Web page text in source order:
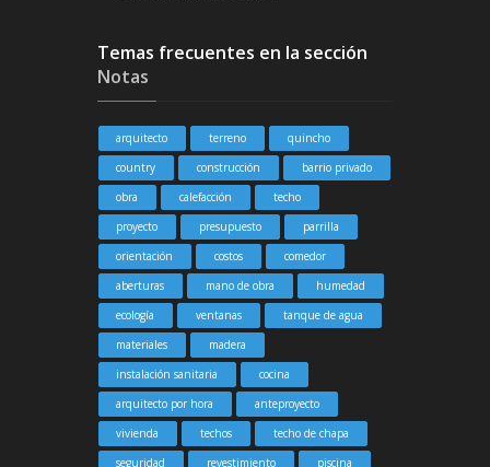
Temas frecuentes en la sección
Notas
arquitecto terreno
quincho
country
construcción
barrio privado
obra
calefacción
techo
proyecto
presupuesto
parrilla
orientación
costos
comedor
aberturas
mano de obra
humedad
ecología
ventanas
tanque de agua
materiales
madera
instalación sanitaria
cocina
arquitecto por hora
anteproyecto
vivienda
techos
techo de chapa
seguridad
revestimiento piscina